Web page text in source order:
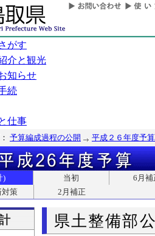
がす
介と観光
知らせ
続
仕事
予算編成過程の公開 平成２６年度予算
) 当初
6月補
対策
2月補正
県土整備部